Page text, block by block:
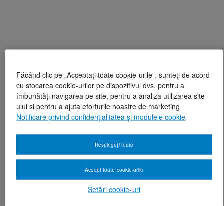
Făcând clic pe „Acceptați toate cookie-urile”, sunteți de acord
cu stocarea cookie-urilor pe dispozitivul dvs. pentru a
îmbunătăți navigarea pe site, pentru a analiza utilizarea site-
ului și pentru a ajuta eforturile noastre de marketing
Notificare privind confidențialitatea și modulele cookie
Setări cookie-uri
Respingeți toate
Accept toate cookie-urile